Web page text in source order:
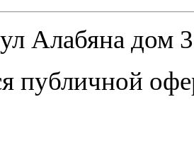
Алабяна дом
публичной